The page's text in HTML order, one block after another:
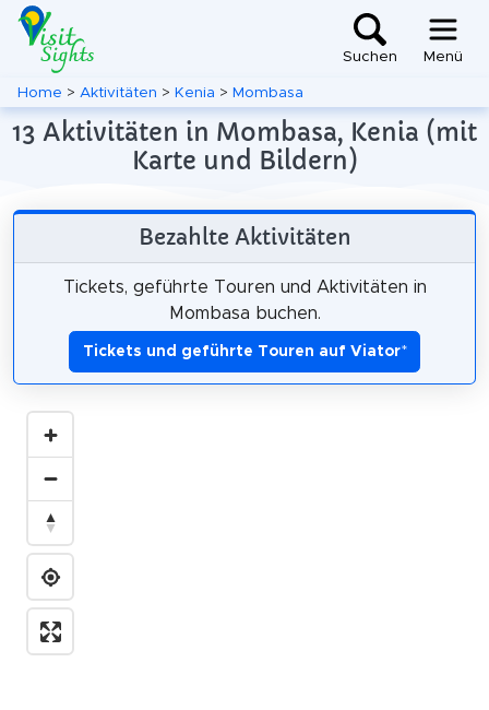
Suchen Menü
Home > Aktivitäten > Kenia > Mombasa
13 Aktivitäten in Mombasa, Kenia (mit
Karte und Bildern)
Bezahlte Aktivitäten
Tickets, geführte Touren und Aktivitäten in
Mombasa buchen.
Tickets und geführte Touren auf Viator*